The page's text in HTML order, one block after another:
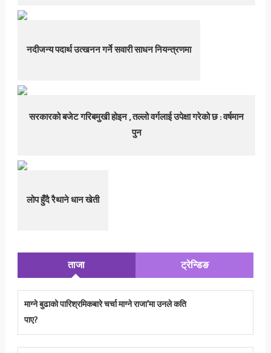
नदीजन्य पदार्थ उत्खनन गर्ने सवारी साधन नियन्त्रणमा
सरकारको बजेट गरिबमुखी होइन , तल्लो वर्गलाई उपेक्षा गरेको छ : वर्षमान
पुन
लोप हुँदै रैथाने धान खेती
ताजा ट्रेन्डिङ
माग्ने बुढाको पारिश्रमिकबारे चर्चा माग्ने राजा’मा उनले कति
पाए?